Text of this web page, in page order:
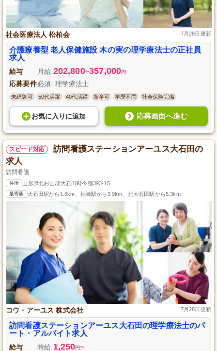
社会医療法人 松柏会 7月28日更新
介護療養型 老人保健施設 木の実の理学療法士の正社員
求人
給与 月給 202,800~357,000円
応募要件必須: 理学療法士
未経験可 50代活躍 40代活躍 新卒可 学歴不問 社会保険完備
お気に入り に追加 応募画面へ進む
スピード対応
訪問看護ステーションアーユス大石田の
求人
訪問看護
住所 山形県北村山郡大石田町今宿393-15
最寄駅 大石田駅から1.6km、袖崎駅から3.9km、北大石田駅から5.3km
コウ・アーユス 株式会社 7月28日更新
訪問看護ステーションアーユス大石田の理学療法士のパ
ート・アルバイト求人
給与 時給 1,250円 ~